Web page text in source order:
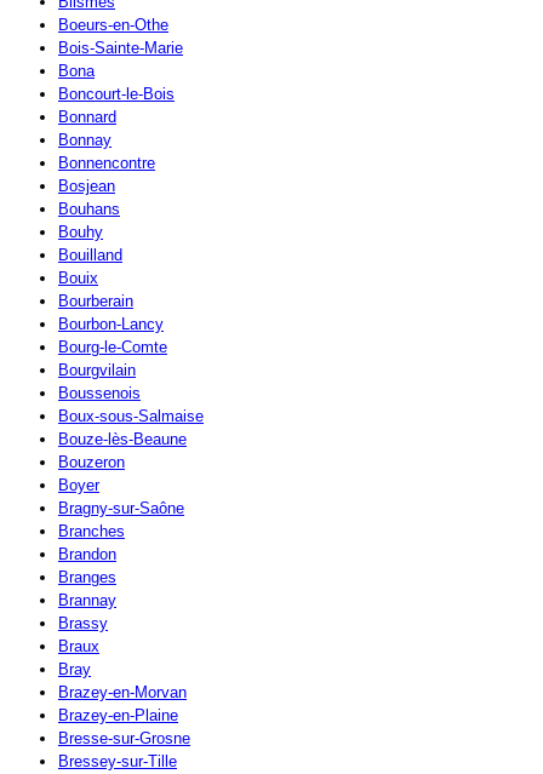
Boeurs-en-Othe
Bois-Sainte-Marie
Bona
Boncourt-le-Bois
Bonnard
Bonnay
Bonnencontre
Bosjean
Bouhans
Bouhy
Bouilland
Bouix
Bourberain
Bourbon-Lancy
Bourg-le-Comte
Bourgvilain
Boussenois
Boux-sous-Salmaise
Bouze-lès-Beaune
Bouzeron
Boyer
Bragny-sur-Saône
Branches
Brandon
Branges
Brannay
Brassy
Braux
Bray
Brazey-en-Morvan
Brazey-en-Plaine
Bresse-sur-Grosne
Bressey-sur-Tille